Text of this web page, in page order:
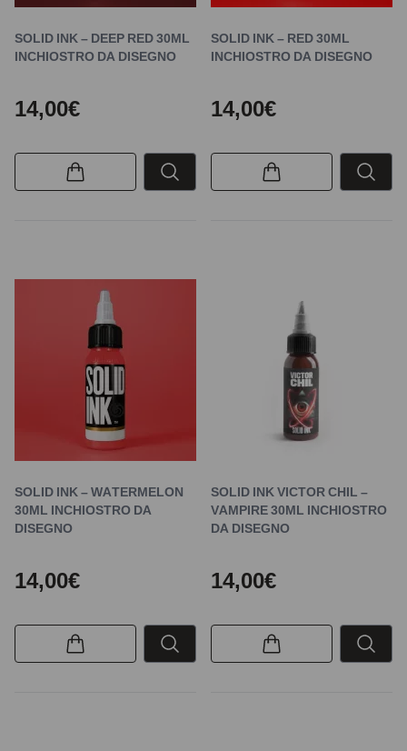
SOLID INK – DEEP RED 30ML
INCHIOSTRO DA DISEGNO
14,00€
SOLID INK – RED 30ML
INCHIOSTRO DA DISEGNO
14,00€
SOLID INK – WATERMELON
30ML INCHIOSTRO DA
DISEGNO
14,00€
SOLID INK VICTOR CHIL –
VAMPIRE 30ML INCHIOSTRO
DA DISEGNO
14,00€